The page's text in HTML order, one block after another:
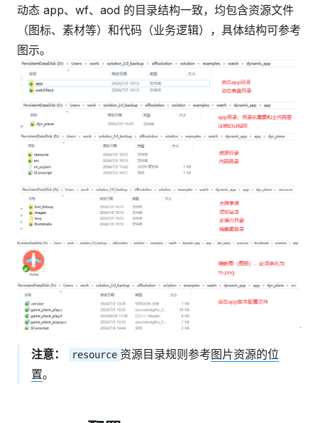
动态 app、wf、aod 的目录结构一致，均包含资源文件
（图标、素材等）和代码（业务逻辑），具体结构可参考
图示。
注意： resource 资源目录规则参考图片资源的位
置。